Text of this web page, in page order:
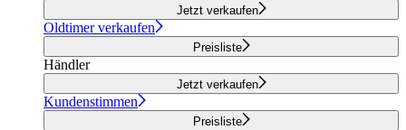
Jetzt verkaufen
Oldtimer verkaufen
Preisliste
Händler
Jetzt verkaufen
Kundenstimmen
Preisliste